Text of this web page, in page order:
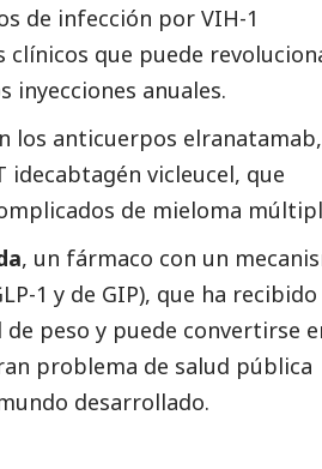
de infección por VIH-1
que puede
inyecciones anuales.
los anticuerpos elranatamab,
idecabtagén vicleucel, que
de mieloma
, un fármaco con un
1 y de GIP), que ha recibido
peso y puede convertirse
problema de salud pública
desarrollado.